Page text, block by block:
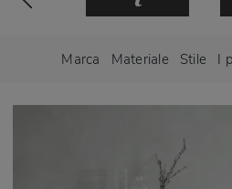
Marca Materiale Stile I